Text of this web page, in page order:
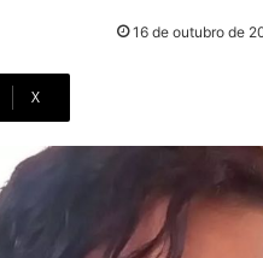
16 de outubro de
X